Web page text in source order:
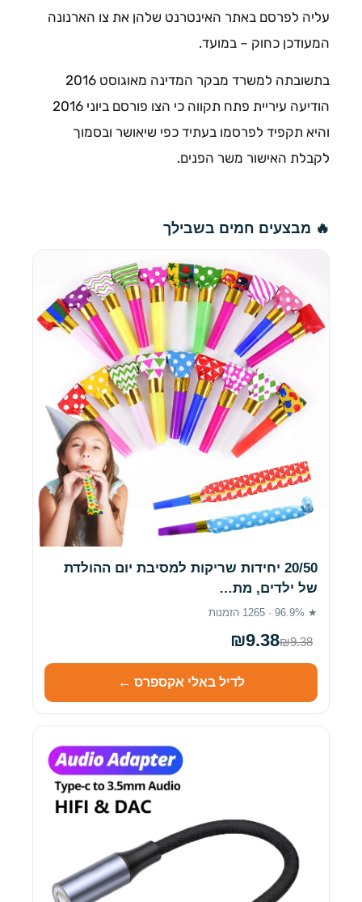
עליה לפרסם באתר האינטרנט שלהן את צו הארנונה
המעודכן כחוק – במועד.
בתשובתה למשרד מבקר המדינה מאוגוסט 2016
הודיעה עיריית פתח תקווה כי הצו פורסם ביוני 2016
והיא תקפיד לפרסמו בעתיד כפי שיאושר ובסמוך
לקבלת האישור משר הפנים.
🔥 מבצעים חמים בשבילך
20/50 יחידות שריקות למסיבת יום ההולדת
של ילדים, מת…
★ 96.9% · 1265 הזמנות
₪9.38₪9.38
לדיל באלי אקספרס ←